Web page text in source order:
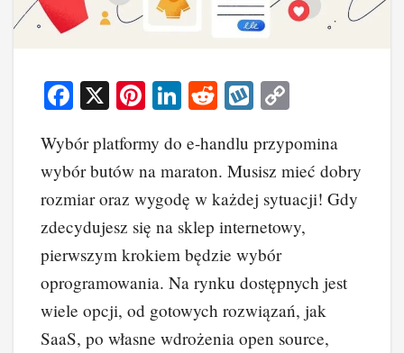
F
c
e
b
o
o
k
X
Pi
er
e
st
Li
k
e
dI
n
R
d
di
t
W
o
p
p
y
Li
n
Wybór platformy do e-handlu przypomina
wybór butów na maraton. Musisz mieć dobry
rozmiar oraz wygodę w każdej sytuacji! Gdy
zdecydujesz się na sklep internetowy,
pierwszym krokiem będzie wybór
oprogramowania. Na rynku dostępnych jest
wiele opcji, od gotowych rozwiązań, jak
SaaS, po własne wdrożenia open source,